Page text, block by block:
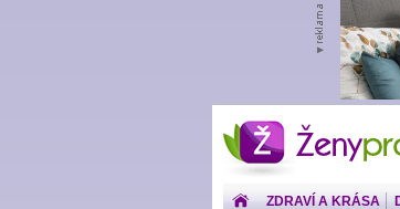
ZDRAVÍ A KRÁSA